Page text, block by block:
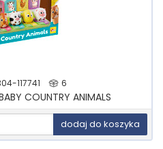
117741 6
COUNTRY ANIMALS
dodaj do koszyka